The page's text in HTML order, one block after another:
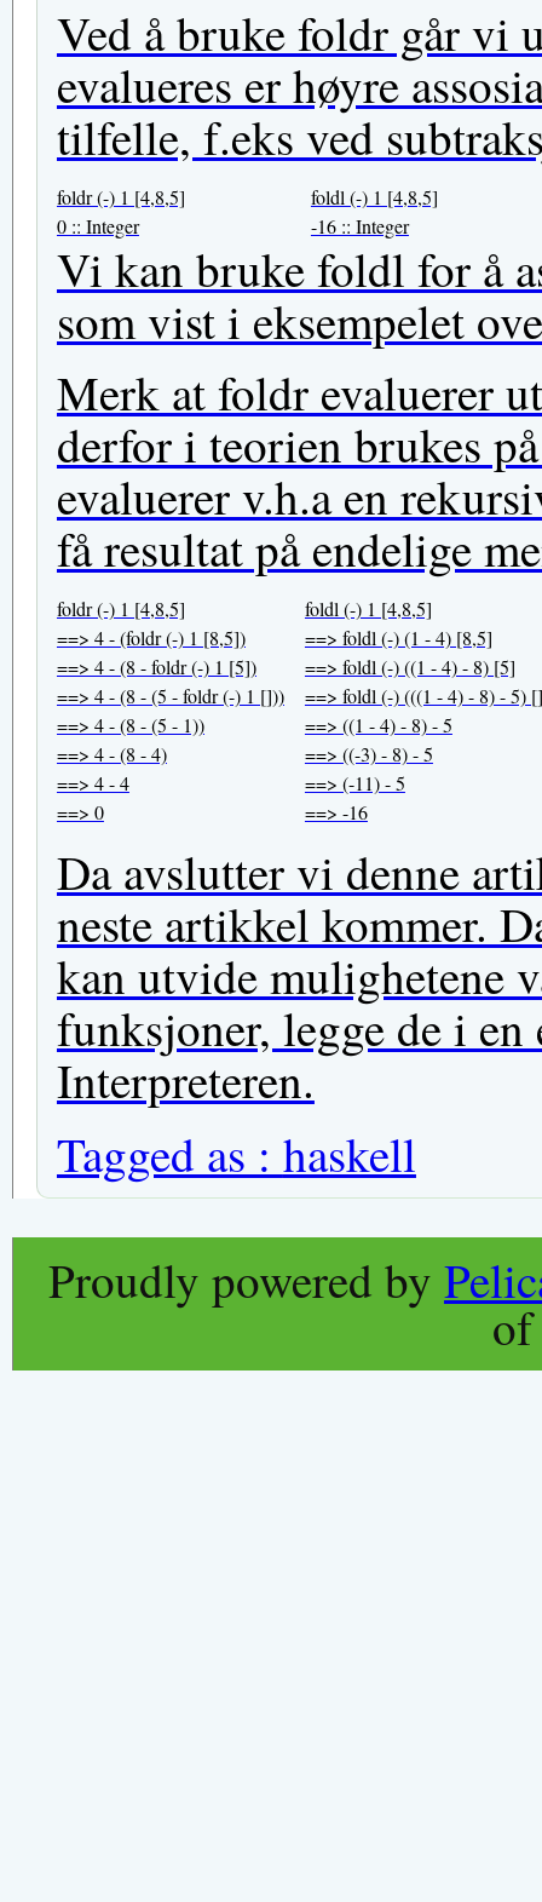
Ved å bruke foldr går vi
evalueres er høyre
tilfelle, f.eks ved
foldr (-) 1 [4,8,5]
0 :: Integer
foldl (-) 1 [4,8,5]
-16 :: Integer
Vi kan bruke foldl for å
som vist i eksempelet
Merk at foldr evaluerer
derfor i teorien brukes
evaluerer v.h.a en
få resultat på endelige
foldr (-) 1 [4,8,5]
==> 4 - (foldr (-) 1 [8,5])
==> 4 - (8 - foldr (-) 1 [5])
==> 4 - (8 - (5 - foldr (-) 1 []))
==> 4 - (8 - (5 - 1))
==> 4 - (8 - 4)
==> 4 - 4
==> 0
foldl (-) 1 [4,8,5]
==> foldl (-) (1 - 4) [8,5]
==> foldl (-) ((1 - 4) - 8) [5]
==> foldl (-) (((1 - 4) - 8) - 5) []
==> ((1 - 4) - 8) - 5
==> ((-3) - 8) - 5
==> (-11) - 5
==> -16
Da avslutter vi denne
neste artikkel kommer.
kan utvide mulighetene
funksjoner, legge de i
Interpreteren.
Tagged as : haskell
Proudly powered by